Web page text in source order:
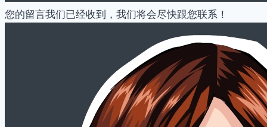
您的留言我们已经收到，我们将会尽快跟您联系！